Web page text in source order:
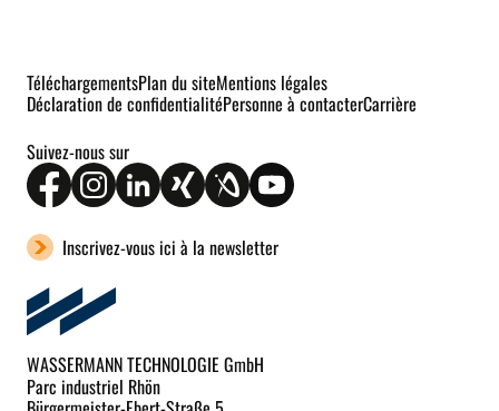
TéléchargementsPlan du siteMentions légales
Déclaration de confidentialitéPersonne à contacterCarrière
Suivez-nous sur
Inscrivez-vous ici à la newsletter
WASSERMANN TECHNOLOGIE GmbH
Parc industriel Rhön